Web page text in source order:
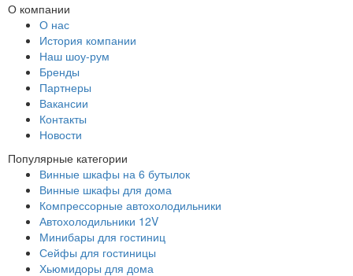
О компании
О нас
История компании
Наш шоу-рум
Бренды
Партнеры
Вакансии
Контакты
Новости
Популярные категории
Винные шкафы на 6 бутылок
Винные шкафы для дома
Компрессорные автохолодильники
Автохолодильники 12V
Минибары для гостиниц
Сейфы для гостиницы
Хьюмидоры для дома